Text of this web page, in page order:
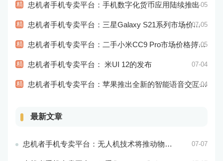
精 忠机者手机专卖平台：手机数字化货币应用陆续推出07-05
精 忠机者手机专卖平台：三星Galaxy S21系列市场价格持续下跌07-05
精 忠机者手机专卖平台：二手小米CC9 Pro市场价格持续下跌07-05
精 忠机者手机专卖平台： 米UI 12的发布 07-04
精 忠机者手机专卖平台：苹果推出全新的智能语音交互系统07-04
最新文章
忠机者手机专卖平台：无人机技术将推动物流行业的智能化发展 07-07